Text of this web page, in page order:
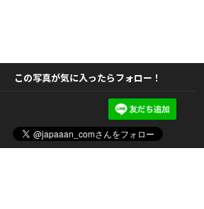
この写真が気に入ったらフォロー！